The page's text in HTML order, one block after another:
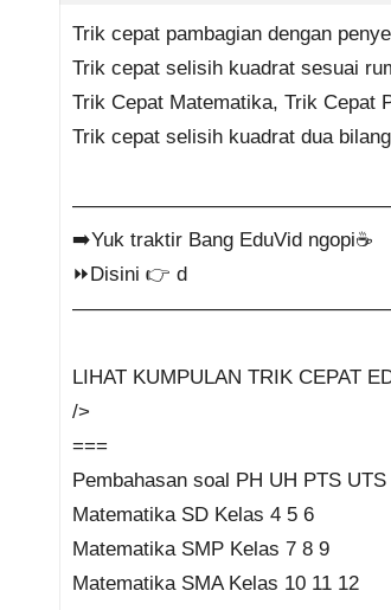
Trik cepat pambagian dengan
Trik cepat selisih kuadrat sesuai
Trik Cepat Matematika, Trik Cepat
Trik cepat selisih kuadrat dua
➡️Yuk traktir Bang EduVid ngopi☕
⏩Disini 👉 d
LIHAT KUMPULAN TRIK CEPAT
/>
===
Pembahasan soal PH UH PTS
Matematika SD Kelas 4 5 6
Matematika SMP Kelas 7 8 9
Matematika SMA Kelas 10 11 12